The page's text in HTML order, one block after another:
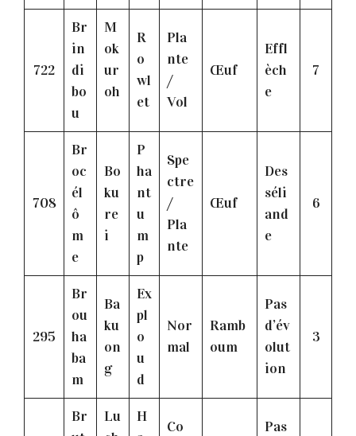
722
Br
in
di
bo
u
M
ok
ur
oh
R
o
wl
et
Pla
nte
/
Vol
Œuf
Effl
èch
e
7
708
Br
oc
él
ô
m
e
Bo
ku
re
i
P
ha
nt
u
m
p
Spe
ctre
/
Pla
nte
Œuf
Des
séli
and
e
6
295
Br
ou
ha
ba
m
Ba
ku
on
g
Ex
pl
o
u
d
Nor
mal
Ramb
oum
Pas
d’év
olut
ion
3
Br
Lu
H
Co Pas